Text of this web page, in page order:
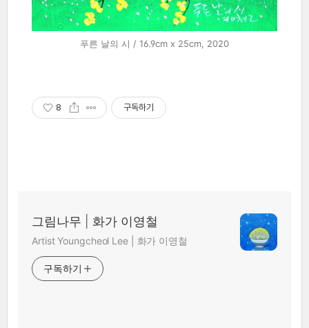
푸른 날의 시 / 16.9cm x 25cm, 2020
8 구독하기
그림나무 | 화가 이영철
Artist Youngcheol Lee | 화가 이영철
구독하기